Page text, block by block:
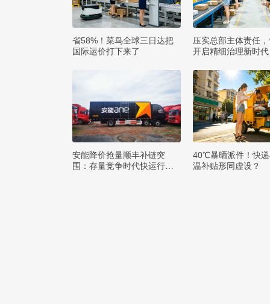
省58%！菜鸟全球三日达把
国际运价打下来了
压实总部主体责任
开启精细治理新时代
安能降价抢量顺丰补链突
围：存量竞争时代快运行业
40℃暴晒派件！快
温补贴形同虚设？